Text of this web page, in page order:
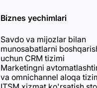
Biznes yechimlari
Savdo va mijozlar bilan
munosabatlarni
uchun CRM tizimi
Marketingni
va omnichannel aloqa